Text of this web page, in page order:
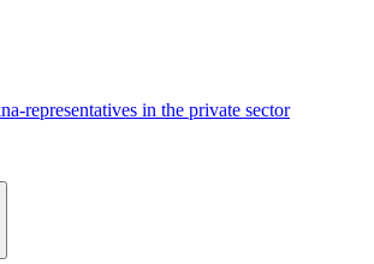
representatives in the private sector